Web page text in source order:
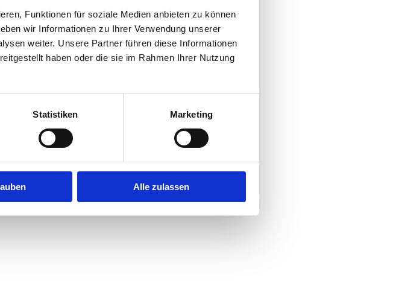
Funktionen für soziale Medien anbieten zu können
wir Informationen zu Ihrer Verwendung unserer
weiter. Unsere Partner führen diese Informationen
haben oder die sie im Rahmen Ihrer Nutzung
Statistiken Marketing
Alle zulassen
jobninja.com(see the browser consolefor more information).